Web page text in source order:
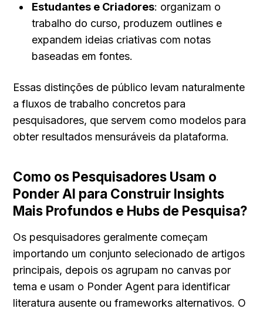
Estudantes e Criadores: organizam o
trabalho do curso, produzem outlines e
expandem ideias criativas com notas
baseadas em fontes.
Essas distinções de público levam naturalmente
a fluxos de trabalho concretos para
pesquisadores, que servem como modelos para
obter resultados mensuráveis da plataforma.
Como os Pesquisadores Usam o
Ponder AI para Construir Insights
Mais Profundos e Hubs de Pesquisa?
Os pesquisadores geralmente começam
importando um conjunto selecionado de artigos
principais, depois os agrupam no canvas por
tema e usam o Ponder Agent para identificar
literatura ausente ou frameworks alternativos. O